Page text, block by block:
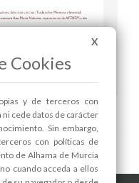
X
Cookies
y de terceros con
ni cede datos de carácter
Sin embargo,
con políticas de
de Alhama de Murcia
cuando acceda a ellos